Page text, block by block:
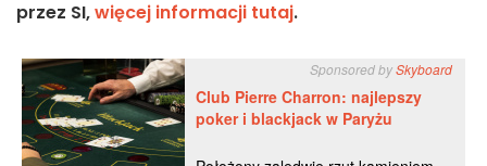
przez SI,więcej informacji tutaj.